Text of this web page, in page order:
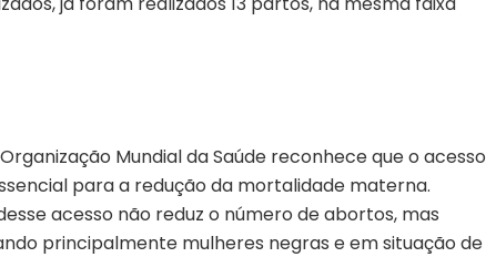
Mundial da Saúde reconhece que o acesso
para a redução da mortalidade materna.
acesso não reduz o número de abortos, mas
principalmente mulheres negras e em situação de